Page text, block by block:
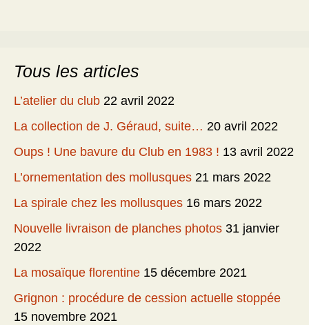
Tous les articles
L’atelier du club 22 avril 2022
La collection de J. Géraud, suite… 20 avril 2022
Oups ! Une bavure du Club en 1983 ! 13 avril 2022
L’ornementation des mollusques 21 mars 2022
La spirale chez les mollusques 16 mars 2022
Nouvelle livraison de planches photos 31 janvier
2022
La mosaïque florentine 15 décembre 2021
Grignon : procédure de cession actuelle stoppée
15 novembre 2021